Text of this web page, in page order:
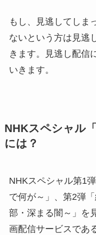
もし、見逃してしま
ないという方は見逃
きます。見逃し配信
いきます。
NHKスペシャル
には？
NHKスペシャル第1
で何が～」、第2弾
部・深まる闇～」を
画配信サービスであ